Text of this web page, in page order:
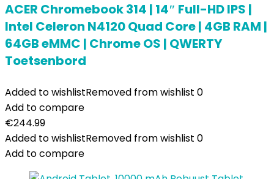
ACER Chromebook 314 | 14″ Full-HD IPS |
Intel Celeron N4120 Quad Core | 4GB RAM |
64GB eMMC | Chrome OS | QWERTY
Toetsenbord
Added to wishlistRemoved from wishlist 0
Add to compare
€244.99
Added to wishlistRemoved from wishlist 0
Add to compare